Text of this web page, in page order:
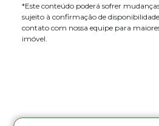
*Este conteúdo poderá sofrer
sujeito à confirmação de
contato com nossa equipe para
imóvel.